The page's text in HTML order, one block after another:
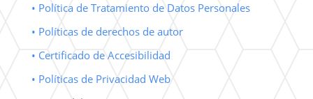
• Política de Tratamiento de Datos Personales
• Políticas de derechos de autor
• Certificado de Accesibilidad
• Políticas de Privacidad Web